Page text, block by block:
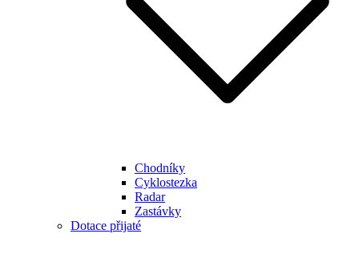
Chodníky
Cyklostezka
Radar
Zastávky
Dotace přijaté